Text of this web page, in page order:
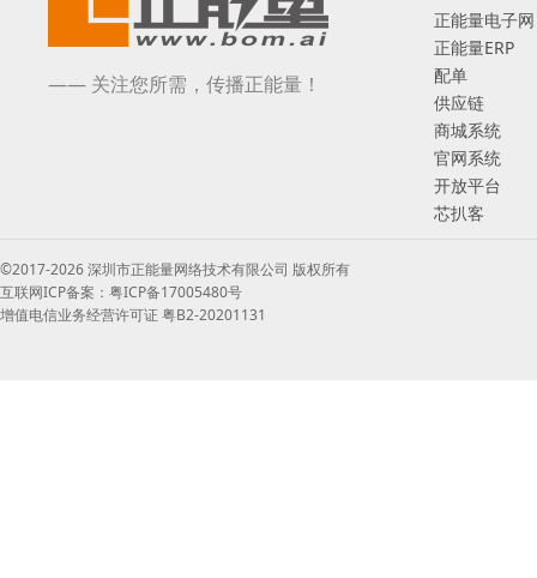
—— 关注您所需，传播正能量！
正能量电子网
正能量ERP
配单
供应链
商城系统
官网系统
开放平台
芯扒客
©2017-2026 深圳市正能量网络技术有限公司 版权所有
互联网ICP备案：粤ICP备17005480号
增值电信业务经营许可证 粤B2-20201131